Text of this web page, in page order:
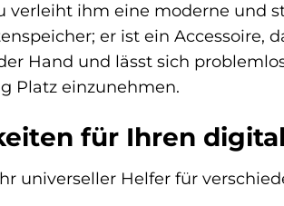
verleiht ihm eine moderne und
er ist ein Accessoire,
Hand und lässt sich
Platz einzunehmen.
für Ihren
universeller Helfer für